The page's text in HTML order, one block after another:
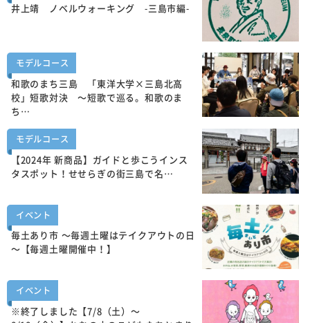
井上靖 ノベルウォーキング -三島市編-
モデルコース
和歌のまち三島 「東洋大学×三島北高
校」短歌対決 ～短歌で巡る。和歌のま
ち…
モデルコース
【2024年 新商品】ガイドと歩こうインス
タスポット！せせらぎの街三島で名…
イベント
毎土あり市 ～毎週土曜はテイクアウトの日
～【毎週土曜開催中！】
イベント
※終了しました【7/8（土）～